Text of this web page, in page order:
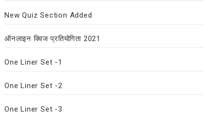
New Quiz Section Added
ऑनलाइन क्विज प्रतियोगिता 2021
One Liner Set -1
One Liner Set -2
One Liner Set -3